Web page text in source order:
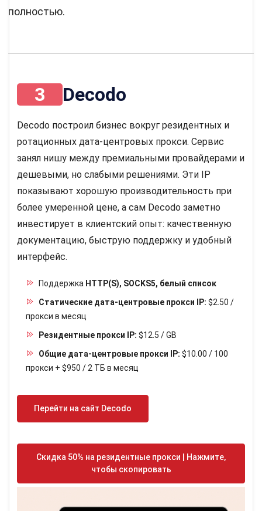
полностью.
3 Decodo
Decodo построил бизнес вокруг резидентных и
ротационных дата-центровых прокси. Сервис
занял нишу между премиальными провайдерами и
дешевыми, но слабыми решениями. Эти IP
показывают хорошую производительность при
более умеренной цене, а сам Decodo заметно
инвестирует в клиентский опыт: качественную
документацию, быструю поддержку и удобный
интерфейс.
Поддержка HTTP(S), SOCKS5, белый список
Статические дата-центровые прокси IP: $2.50 /
прокси в месяц
Резидентные прокси IP: $12.5 / GB
Общие дата-центровые прокси IP: $10.00 / 100
прокси + $950 / 2 ТБ в месяц
Перейти на сайт Decodo
Скидка 50% на резидентные прокси | Нажмите,
чтобы скопировать